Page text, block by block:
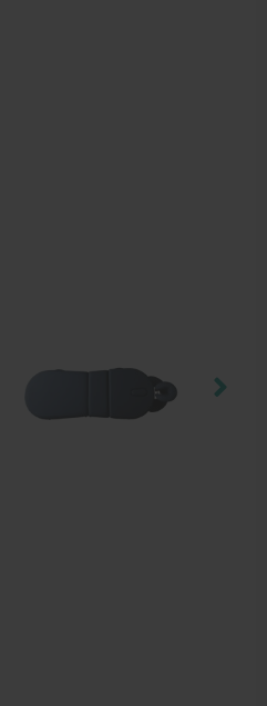
fysiotherapie en massage